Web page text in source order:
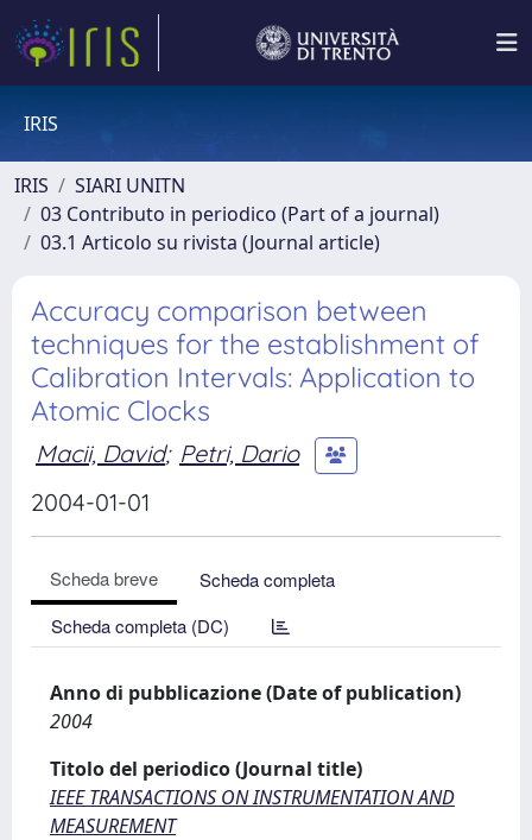
IRIS
IRIS
SIARI UNITN
03 Contributo in periodico (Part of a journal)
03.1 Articolo su rivista (Journal article)
Accuracy comparison between
techniques for the establishment of
Calibration Intervals: Application to
Atomic Clocks
Macii, David; Petri, Dario
2004-01-01
Scheda breve
Scheda completa
Scheda completa (DC)
Anno di pubblicazione (Date of publication)
2004
Titolo del periodico (Journal title)
IEEE TRANSACTIONS ON INSTRUMENTATION AND
MEASUREMENT